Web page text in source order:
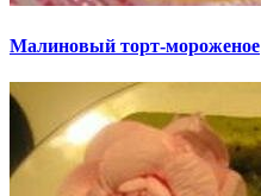
Малиновый торт-мороженое